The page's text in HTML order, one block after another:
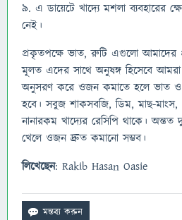
৯. এ ডায়েটে খাদ্যে মশলা ব্যবহারের
নেই।
প্রকৃতপক্ষে ভাত, রুটি এগুলো আমাদের
মূলত এদের সাথে অনুষঙ্গ হিসেবে
অনুসরণ করে ওজন কমাতে হলে ভাত
হবে। সবুজ শাকসবজি, ডিম, মাছ-
নানারকম খাদ্যের রেসিপি থাকে।
খেলে ওজন দ্রুত কমানো সম্ভব।
লিখেছেন: Rakib Hasan Oasie